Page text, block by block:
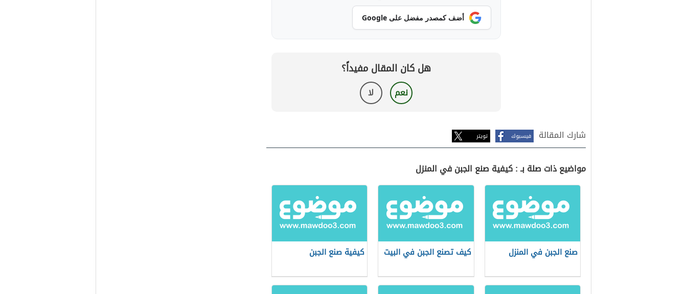
أضف كمصدر مفضل على Google
هل كان المقال مفيداً؟
نعم لا
شارك المقالة فيسبوك تويتر
مواضيع ذات صلة بـ : كيفية صنع الجبن في المنزل
صنع الجبن في المنزل كيف تصنع الجبن في البيت كيفية صنع الجبن